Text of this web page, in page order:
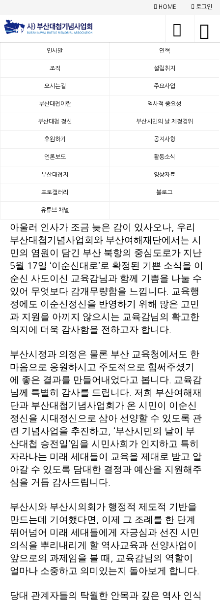
HOME 로그인
인사말 연혁
조직 설립취지
오시는길 주요사업
부산대첩이란 역사적 중요성
부산대첩 정신 부산시민의 날 제정경위
후원하기 공지사항
언론보도 활동소식
부산대첩지 영상자료
포토갤러리 블로그
유튜브 채널
:: 활동소식
'이순신대로' 지정 감사 서한문(부산광역시 교육감)
존경하는 하윤수 부산광역시 교육감님께
을 위해 창의적이고 진취적으로 교육행정을 이
끄시는 교육감님의 노고에 부산시민과 모든 학
아울러 인사가 조금 늦은 감이 있사오나 우리
부산대첩기념사업회와 부산여해재단에서는 시
민의 염원이 담긴 부산 북항의 중심도로가 지난
5월 17일 ‘이순신대로 ’ 로 확정된 기쁜 소식을 이
순신 사도이신 교육감님과 함께 기쁨을 나눌 수
있어 무엇보다 감개무량함을 느낍니다
교육행
정에도 이순신정신을 반영하기 위해 많은 고민
과 지원을 아끼지 않으시는 교육감님의 확고한
의지에 더욱 감사함을 전하고자 합니다
부산시정과 의정은 물론 부산 교육청에서도 한
마음으로 응원하시고 주도적으로 힘써주셨기
에 좋은 결과를 만들어내었다고 봅니다
교육감
님께 특별히 감사를 드립니다 저희 부산여해재
단과 부산대첩기념사업회가 온 시민이 이순신
정신을 시대정신으로 삼아 선양할 수 있도록 관
련 기념사업을 추진하고
, ‘부산시민의 날이 부
산대첩 승전일 ’임을 시민사회가 인지하고 특히
자라나는 미래 세대들이 교육을 제대로 받고 알
아갈 수 있도록 담대한 결정과 예산을 지원해주
심을 거듭 감사드립니다
부산시와 부산시의회가 행정적 제도적 기반을
만드는데 기여했다면
이제 그 조례를 한 단계
뛰어넘어 미래 세대들에게 자긍심과 선진 시민
의식을 뿌리내리게 할 역사교육과 선양사업이
앞으로의 과제임을 볼 때
교육감님의 역할이
얼마나 소중하고 의미있는지 돌아보게 합니다
당대 관계자들의 탁월한 안목과 깊은 역사 인식